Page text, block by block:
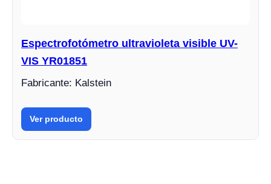
Espectrofotómetro ultravioleta visible UV-
VIS YR01851
Fabricante: Kalstein
Ver producto